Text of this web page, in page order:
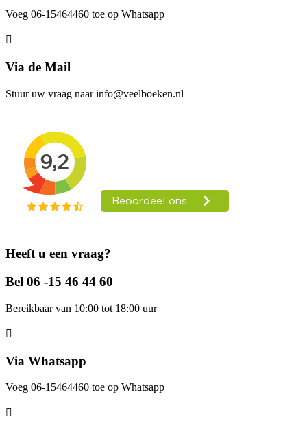
Voeg 06-15464460 toe op Whatsapp
Via de Mail
Stuur uw vraag naar info@veelboeken.nl
Heeft u een vraag?
Bel 06 -15 46 44 60
Bereikbaar van 10:00 tot 18:00 uur
Via Whatsapp
Voeg 06-15464460 toe op Whatsapp